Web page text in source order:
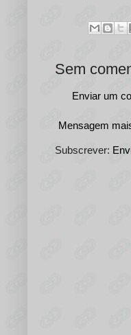
Sem
Enviar um
Mensagem
Subscrever: